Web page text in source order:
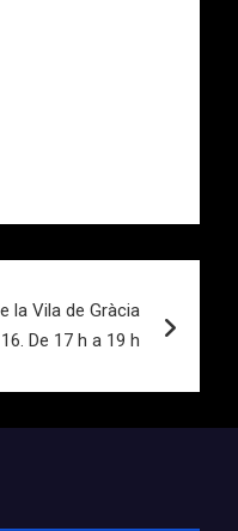
la Vila de Gràcia
De 17 h a 19 h